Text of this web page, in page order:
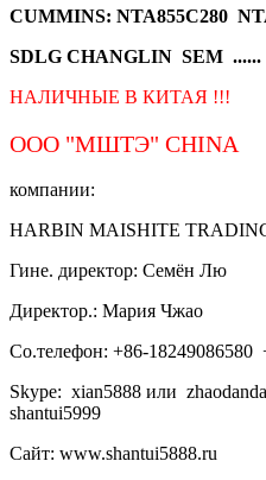
CUMMINS: NTA855C280
SDLG CHANGLIN SEM ......
НАЛИЧНЫЕ В КИТАЯ !!!
ООО "МШТЭ" CHINA
компании:
HARBIN MAISHITE
Гине. директор: Семён Лю
Директор.: Мария Чжао
Со.телефон: +86-18249086580
Skype: xian5888 или
shantui5999
Сайт: www.shantui5888.ru